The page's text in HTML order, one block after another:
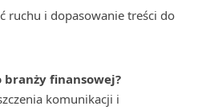
ruchu i dopasowanie treści do
branży finansowej?
komunikacji i